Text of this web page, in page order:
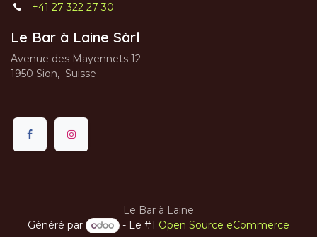
+41 27 322 27 30
Le Bar à Laine Sàrl
Avenue des Mayennets 12
1950 Sion, Suisse
Le Bar à Laine
Généré par
- Le #1 Open Source eCommerce